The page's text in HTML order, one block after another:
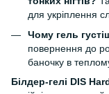
для укріплення
Чому гель
повернення до
баночку в
Білдер-гелі DIS